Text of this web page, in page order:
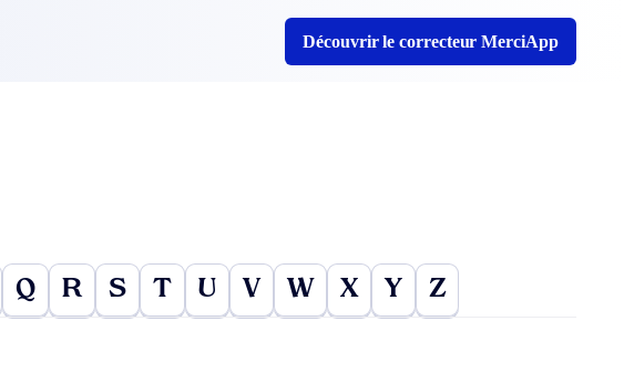
Découvrir le correcteur MerciApp
Q R S T U V W X Y Z